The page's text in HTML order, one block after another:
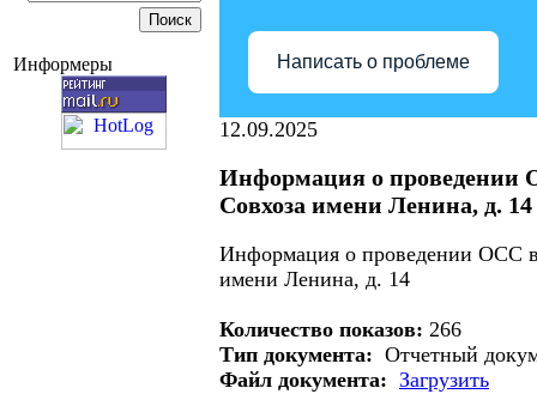
Информеры Написать о проблеме
12.09.2025
Информация о проведении
Совхоза имени Ленина, д. 14
Информация о проведении ОСС
имени Ленина, д. 14
Количество показов: 266
Тип документа: Отчетный
Файл документа: Загрузить